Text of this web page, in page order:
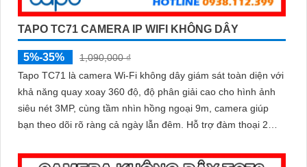
TAPO TC71 CAMERA IP WIFI KHÔNG DÂY
5%-35%
1,090,000 ₫
Tapo TC71 là camera Wi-Fi không dây giám sát toàn diện với
khả năng quay xoay 360 độ, độ phân giải cao cho hình ảnh
siêu nét 3MP, cùng tầm nhìn hồng ngoại 9m, camera giúp
bạn theo dõi rõ ràng cả ngày lẫn đêm. Hỗ trợ đàm thoại 2
camera TC71 không chỉ ghi lại mọi khoảnh khắc quan trọng